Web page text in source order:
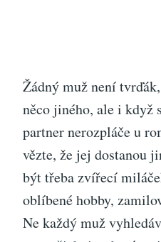
Žádný muž není
něco jiného, ale i když
partner nerozpláče u
vězte, že jej dostanou
být třeba zvířecí
oblíbené hobby,
Ne každý muž